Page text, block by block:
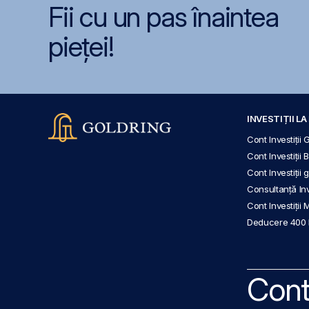
Fii cu un pas înaintea
pieței!
INVESTIȚII LA
Cont Investiții
Cont Investiții
Cont Investiții
Consultanță
Cont Investiții
Deducere 400